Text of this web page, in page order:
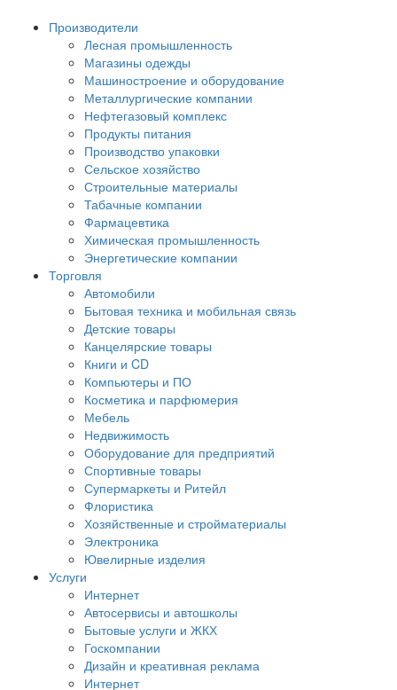
Производители
Лесная промышленность
Магазины одежды
Машиностроение и оборудование
Металлургические компании
Нефтегазовый комплекс
Продукты питания
Производство упаковки
Сельское хозяйство
Строительные материалы
Табачные компании
Фармацевтика
Химическая промышленность
Энергетические компании
Торговля
Автомобили
Бытовая техника и мобильная связь
Детские товары
Канцелярские товары
Книги и CD
Компьютеры и ПО
Косметика и парфюмерия
Мебель
Недвижимость
Оборудование для предприятий
Спортивные товары
Супермаркеты и Ритейл
Флористика
Хозяйственные и стройматериалы
Электроника
Ювелирные изделия
Услуги
Интернет
Автосервисы и автошколы
Бытовые услуги и ЖКХ
Госкомпании
Дизайн и креативная реклама
Интернет